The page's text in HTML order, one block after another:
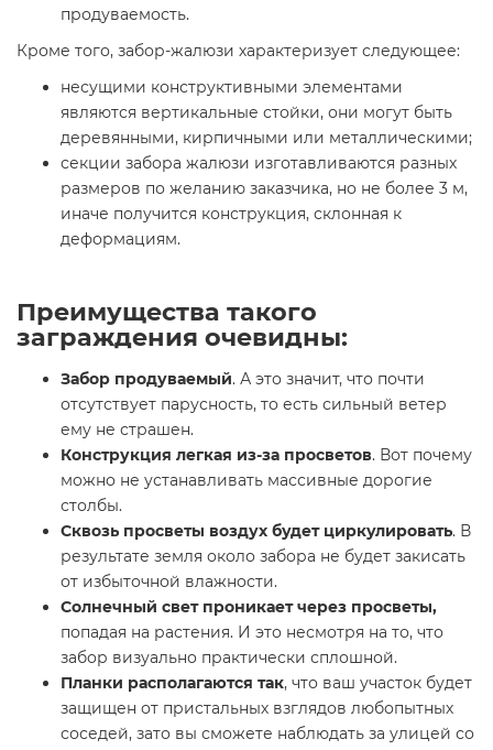
продуваемость.
Кроме того, забор-жалюзи характеризует следующее:
несущими конструктивными элементами
являются вертикальные стойки, они могут быть
деревянными, кирпичными или металлическими;
секции забора жалюзи изготавливаются разных
размеров по желанию заказчика, но не более 3 м,
иначе получится конструкция, склонная к
деформациям.
Преимущества такого
заграждения очевидны:
Забор продуваемый. А это значит, что почти
отсутствует парусность, то есть сильный ветер
ему не страшен.
Конструкция легкая из-за просветов. Вот почему
можно не устанавливать массивные дорогие
столбы.
Сквозь просветы воздух будет циркулировать. В
результате земля около забора не будет закисать
от избыточной влажности.
Солнечный свет проникает через просветы,
попадая на растения. И это несмотря на то, что
забор визуально практически сплошной.
Планки располагаются так, что ваш участок будет
защищен от пристальных взглядов любопытных
соседей, зато вы сможете наблюдать за улицей со